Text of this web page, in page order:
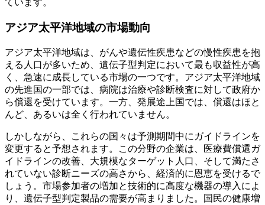
ています。
アジア太平洋地域の市場動向
アジア太平洋地域は、がんや遺伝性疾患などの慢性疾患を抱
える人口が多いため、遺伝子型判定において最も収益性が高
く、急速に成長している市場の一つです。アジア太平洋地域
の先進国の一部では、病院は治療や診断検査に対して政府か
ら償還を受けています。一方、発展途上国では、償還はほと
んど、あるいは全く行われていません。
しかしながら、これらの国々は予測期間中にガイドラインを
変更すると予想されます。この分野の企業は、医療費償還ガ
イドラインの改善、大規模なターゲット人口、そして満たさ
れていない診断ニーズの高さから、経済的に恩恵を受けるで
しょう。市場参加者の増加と技術的に高度な機器の導入によ
り、遺伝子型判定製品の需要が高まりました。国民の健康増